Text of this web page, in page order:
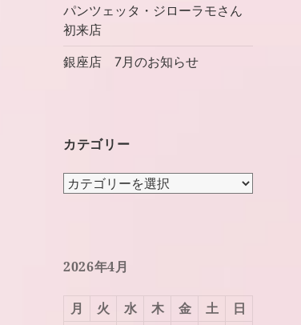
パンツェッタ・ジローラモさん
初来店
銀座店 7月のお知らせ
カテゴリー
カ
ー
2026年4月
月 火 水 木 金 土
日